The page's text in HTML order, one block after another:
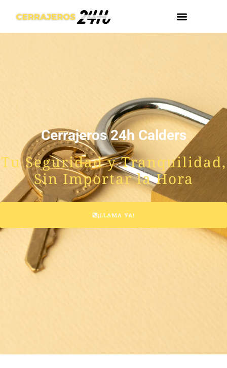
Cerrajeros 24h Calders
Tu Seguridad y Tranquilidad,
Sin Importar la Hora
¡LLAMA YA!